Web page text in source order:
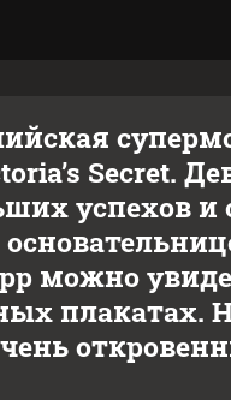
Secret.
успехов и
можно
плакатах.